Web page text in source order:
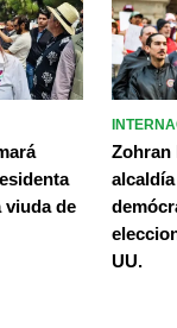
viuda de
Zohran
UU.